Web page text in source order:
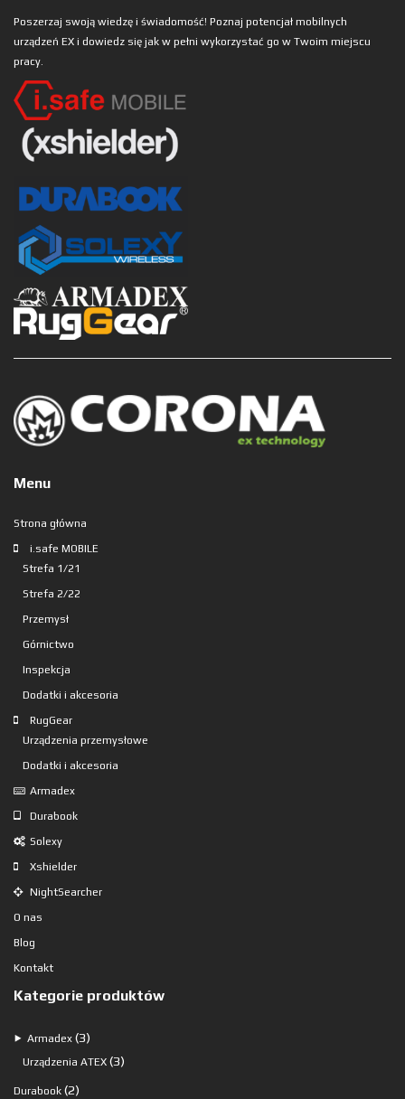
Poszerzaj swoją wiedzę i świadomość! Poznaj potencjał mobilnych
urządzeń EX i dowiedz się jak w pełni wykorzystać go w Twoim miejscu
pracy.
Menu
Strona główna
i.safe MOBILE
Strefa 1/21
Strefa 2/22
Przemysł
Górnictwo
Inspekcja
Dodatki i akcesoria
RugGear
Urządzenia przemysłowe
Dodatki i akcesoria
Armadex
Durabook
Solexy
Xshielder
NightSearcher
O nas
Blog
Kontakt
Kategorie produktów
⯈ Armadex 33
produkty
Urządzenia ATEX 33
Durabook 22